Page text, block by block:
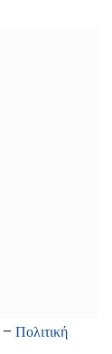
– Πολιτική